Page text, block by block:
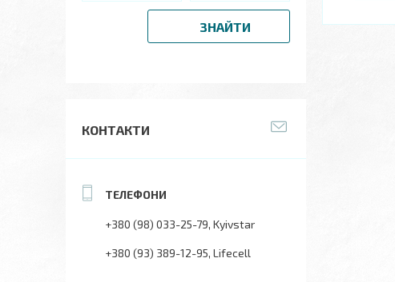
ЗНАЙТИ
КОНТАКТИ
+380 (98) 033-25-79 Kyivstar
+380 (93) 389-12-95 Lifecell